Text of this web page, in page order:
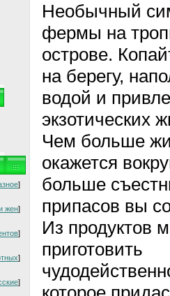
]
жен]
]
]
]
Необычный
фермы на
острове.
на берегу,
водой и
экзотических
Чем больше
окажется
больше
припасов вы
Из продуктов
приготовить